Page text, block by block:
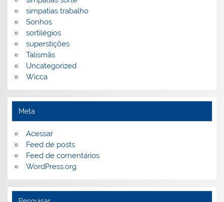
simpatias trabalho
Sonhos
sortilégios
superstições
Talismãs
Uncategorized
Wicca
Meta
Acessar
Feed de posts
Feed de comentários
WordPress.org